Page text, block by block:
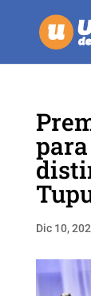
Dic 10,